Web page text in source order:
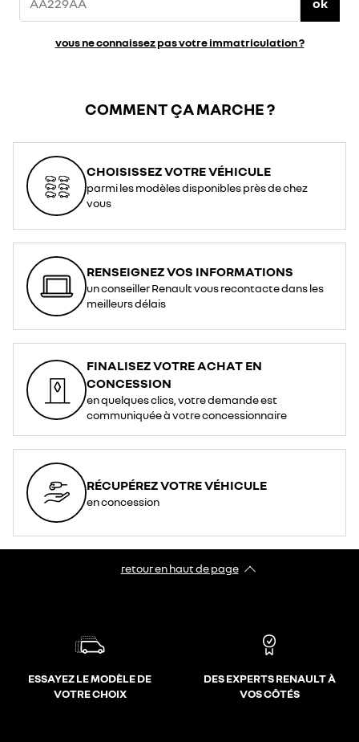
vous ne connaissez pas votre immatriculation ?
COMMENT ÇA MARCHE ?
CHOISISSEZ VOTRE VÉHICULE
parmi les modèles disponibles près de chez
vous
RENSEIGNEZ VOS INFORMATIONS
un conseiller Renault vous recontacte dans les
meilleurs délais
FINALISEZ VOTRE ACHAT EN
CONCESSION
en quelques clics, votre demande est
communiquée à votre concessionnaire
RÉCUPÉREZ VOTRE VÉHICULE
en concession
retour en haut de page​
ESSAYEZ LE MODÈLE DE
VOTRE CHOIX
DES EXPERTS RENAULT À
VOS CÔTÉS